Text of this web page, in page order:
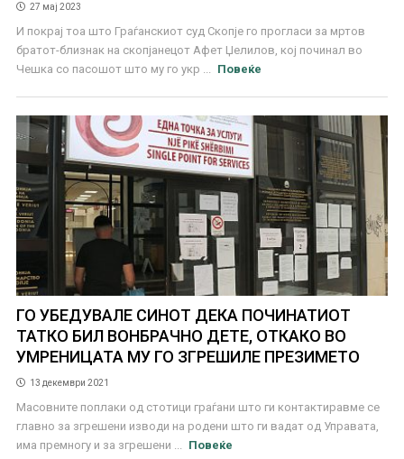
27 мај 2023
И покрај тоа што Граѓанскиот суд Скопје го прогласи за мртов
братот-близнак на скопјанецот Афет Џелилов, кој починал во
Чешка со пасошот што му го укр ...
Повеќе
ГО УБЕДУВАЛЕ СИНОТ ДЕКА ПОЧИНАТИОТ
ТАТКО БИЛ ВОНБРАЧНО ДЕТЕ, ОТКАКО ВО
УМРЕНИЦАТА МУ ГО ЗГРЕШИЛЕ ПРЕЗИМЕТО
13 декември 2021
Масовните поплаки од стотици граѓани што ги контактиравме се
главно за згрешени изводи на родени што ги вадат од Управата,
има премногу и за згрешени ...
Повеќе